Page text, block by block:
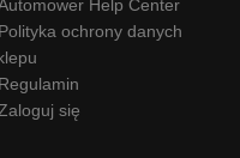
Help Center
Polityka ochrony danych
Regulamin
się